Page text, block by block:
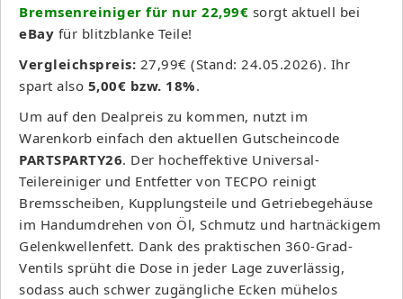
Bremsenreiniger für nur 22,99€ sorgt aktuell bei
eBay für blitzblanke Teile!
Vergleichspreis: 27,99€ (Stand: 24.05.2026). Ihr
spart also 5,00€ bzw. 18%.
Um auf den Dealpreis zu kommen, nutzt im
Warenkorb einfach den aktuellen Gutscheincode
PARTSPARTY26. Der hocheffektive Universal-
Teilereiniger und Entfetter von TECPO reinigt
Bremsscheiben, Kupplungsteile und Getriebegehäuse
im Handumdrehen von Öl, Schmutz und hartnäckigem
Gelenkwellenfett. Dank des praktischen 360-Grad-
Ventils sprüht die Dose in jeder Lage zuverlässig,
sodass auch schwer zugängliche Ecken mühelos